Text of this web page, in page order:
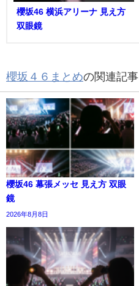
櫻坂46 横浜アリーナ 見え方
双眼鏡
櫻坂４６まとめの関連記事
櫻坂46 幕張メッセ 見え方 双眼
鏡
2026年8月8日